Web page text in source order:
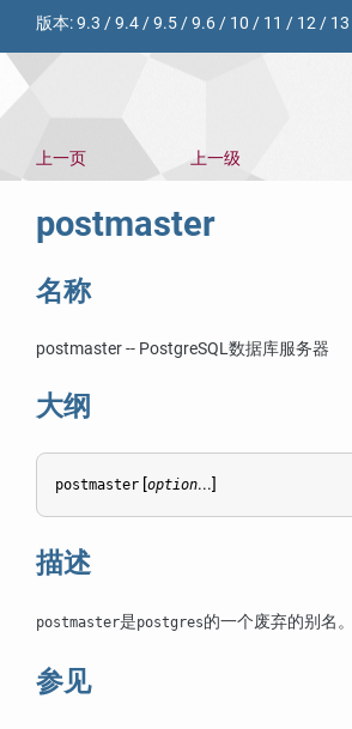
版本:9.3 /9.4/9.5/9.6/ 10 / 11 / 12/ 13
上一页
上一级
postmaster
名称
postmaster -- PostgreSQL数据库服务器
大纲
postmaster [option...]
描述
postmaster是postgres的一个废弃的别名。
参见